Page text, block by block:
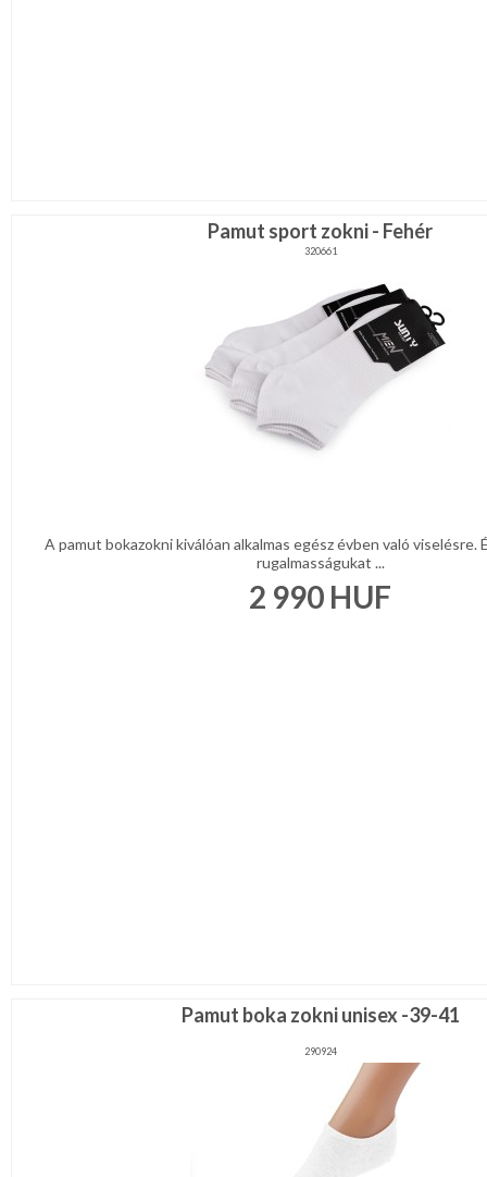
Pamut sport zokni - Fehér
320661
A pamut bokazokni kiválóan alkalmas egész évben való viselésre.
rugalmasságukat ...
2 990 HUF
Pamut boka zokni unisex -39-41
290924